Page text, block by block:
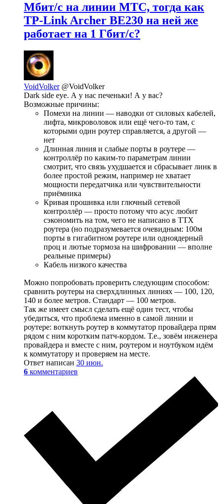
Мбит/с на линии МТС, тогда как
TP-Link Archer BE230 на ней же
работает на 1 Гбит/с?
VoidVolker @VoidVolker
Dark side eye. А у нас печеньки! А у вас?
Возможные причины:
Помехи на линии — наводки от силовых кабелей,
лифта, микроволовок или ещё чего-то там, с
которыми один роутер справляется, а другой —
нет
Длинная линия и слабые порты в роутере —
контроллёр по каким-то параметрам линии
смотрит, что связь ухудшается и сбрасывает линк в
более простой режим, например не хватает
мощности передатчика или чувствительности
приёмника
Кривая прошивка или глючный сетевой
контроллёр — просто потому что асус любит
сэкономить на том, чего не написано в ТТХ
роутера (но подразумевается очевидным: 100м
порты в гигабитном роутере или одноядерный
проц и лютые тормоза на шифровании — вполне
реальные примеры)
Кабель низкого качества
Можно попробовать проверить следующим способом:
сравнить роутеры на сверхдлинных линиях — 100, 120,
140 и более метров. Стандарт — 100 метров.
Так же имеет смысл сделать ещё один тест, чтобы
убедиться, что проблема именно в самой линии и
роутере: воткнуть роутер в коммутатор провайдера прям
рядом с ним коротким патч-кордом. Т.е., зовём инженера
провайдера и вместе с ним, роутером и ноутбуком идём
к коммутатору и проверяем на месте.
Ответ написан 30 июн.
6 комментариев